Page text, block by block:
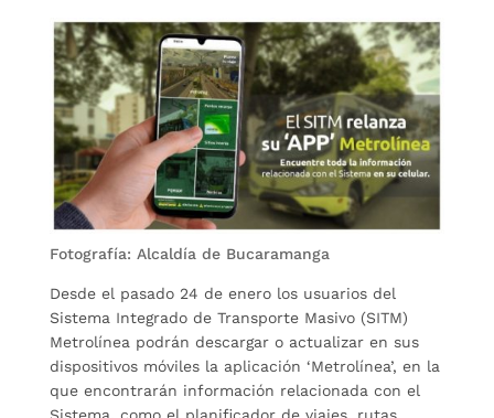
Fotografía: Alcaldía de Bucaramanga
Desde el pasado 24 de enero los usuarios del
Sistema Integrado de Transporte Masivo (SITM)
Metrolínea podrán descargar o actualizar en sus
dispositivos móviles la aplicación ‘Metrolínea’, en la
que encontrarán información relacionada con el
Sistema, como el planificador de viajes, rutas,